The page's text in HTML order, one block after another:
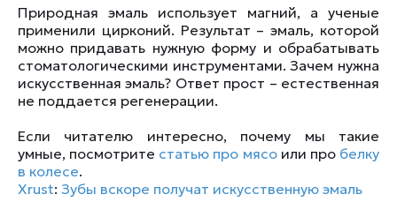
Природная эмаль использует магний, а ученые
применили цирконий. Результат – эмаль, которой
можно придавать нужную форму и обрабатывать
стоматологическими инструментами. Зачем нужна
искусственная эмаль? Ответ прост – естественная
не поддается регенерации.
Если читателю интересно, почему мы такие
умные, посмотрите статью про мясоили про белку
в колесе.
Xrust: Зубы вскоре получат искусственную эмаль